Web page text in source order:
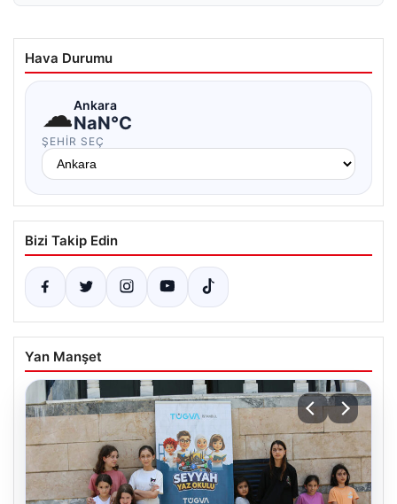
Hava Durumu
☁Ankara
NaN°C
ŞEHIR SEÇ
Bizi Takip Edin
Yan Manşet